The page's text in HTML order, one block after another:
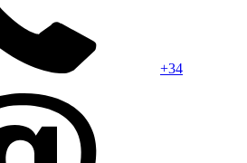
+34